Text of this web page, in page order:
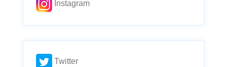
Instagram
Twitter